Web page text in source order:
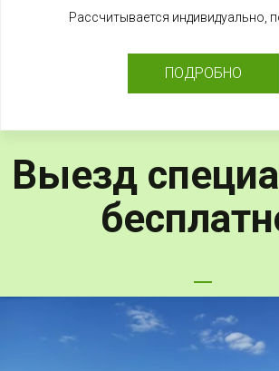
Рассчитывается индивидуально,
ПОДРОБНО
Выезд